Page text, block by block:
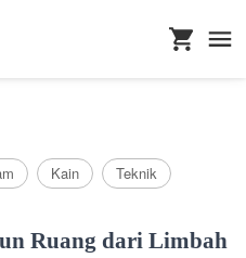
Kain Teknik
Ruang dari Limbah